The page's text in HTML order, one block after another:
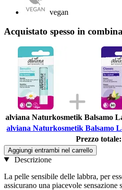
vegan
Acquistato spesso in
alviana Naturkosmetik Balsamo
alviana Naturkosmetik Balsamo
Prezzo totale:
Aggiungi entrambi nel carrello
Descrizione
La pelle sensibile delle labbra, per
assicurano una piacevole